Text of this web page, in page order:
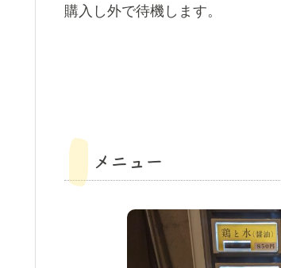
購入し外で待機します。
メニュー